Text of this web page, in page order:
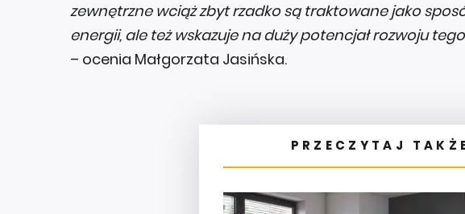
zewnętrzne wciąż zbyt rzadko są traktowane jako
energii, ale też wskazuje na duży potencjał rozwoju
– ocenia Małgorzata Jasińska.